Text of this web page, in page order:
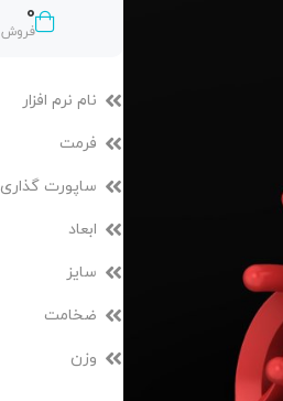
0
فروش
نام نرم افزار
فرمت
ساپورت گذاری
ابعاد
سایز
ضخامت
وزن